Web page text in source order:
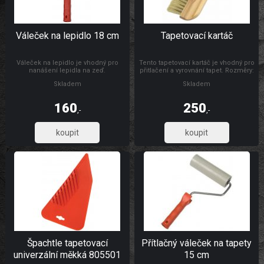
Váleček na lepidlo 18 cm
Váleček na lepidlo je vhodný pro
nanášení lepidla na zeď.
Skladem
160,-
132,23
Tapetovací kartáč
Tento tapetovací kartáč je vhodný pro
přitlačení a vyrovnání tapet. Rozměry:
Skladem
250,-
206,61
Špachtle tapetovací
univerzální měkká 805501
Přítlačný váleček na tapety
15 cm